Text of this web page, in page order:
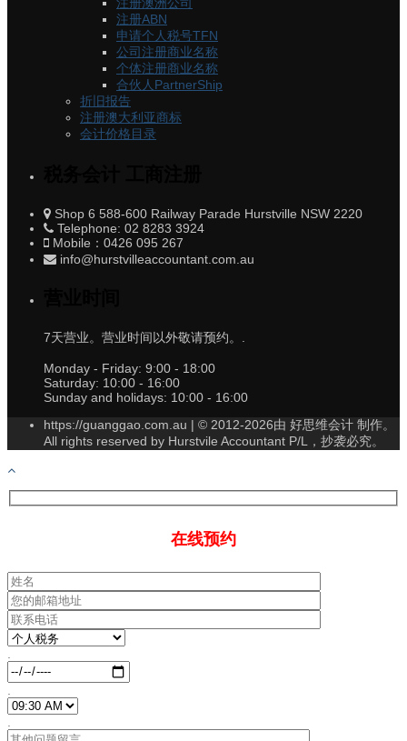
注册ABN
申请个人税号TFN
公司注册商业名称
个体注册商业名称
合伙人PartnerShip
折旧报告
注册澳大利亚商标
会计价格目录
Shop 6 588-600 Railway Parade Hurstville NSW 2220
Telephone: 02 8283 3924
Mobile：0426 095 267
info@hurstvilleaccountant.com.au
7天营业。营业时间以外敬请预约。.
Monday - Friday: 9:00 - 18:00
Saturday: 10:00 - 16:00
Sunday and holidays: 10:00 - 16:00
https://guanggao.com.au | © 2012-2026由 好思维会计 制作。
All rights reserved by Hurstvile Accountant P/L，抄袭必究。
在线预约